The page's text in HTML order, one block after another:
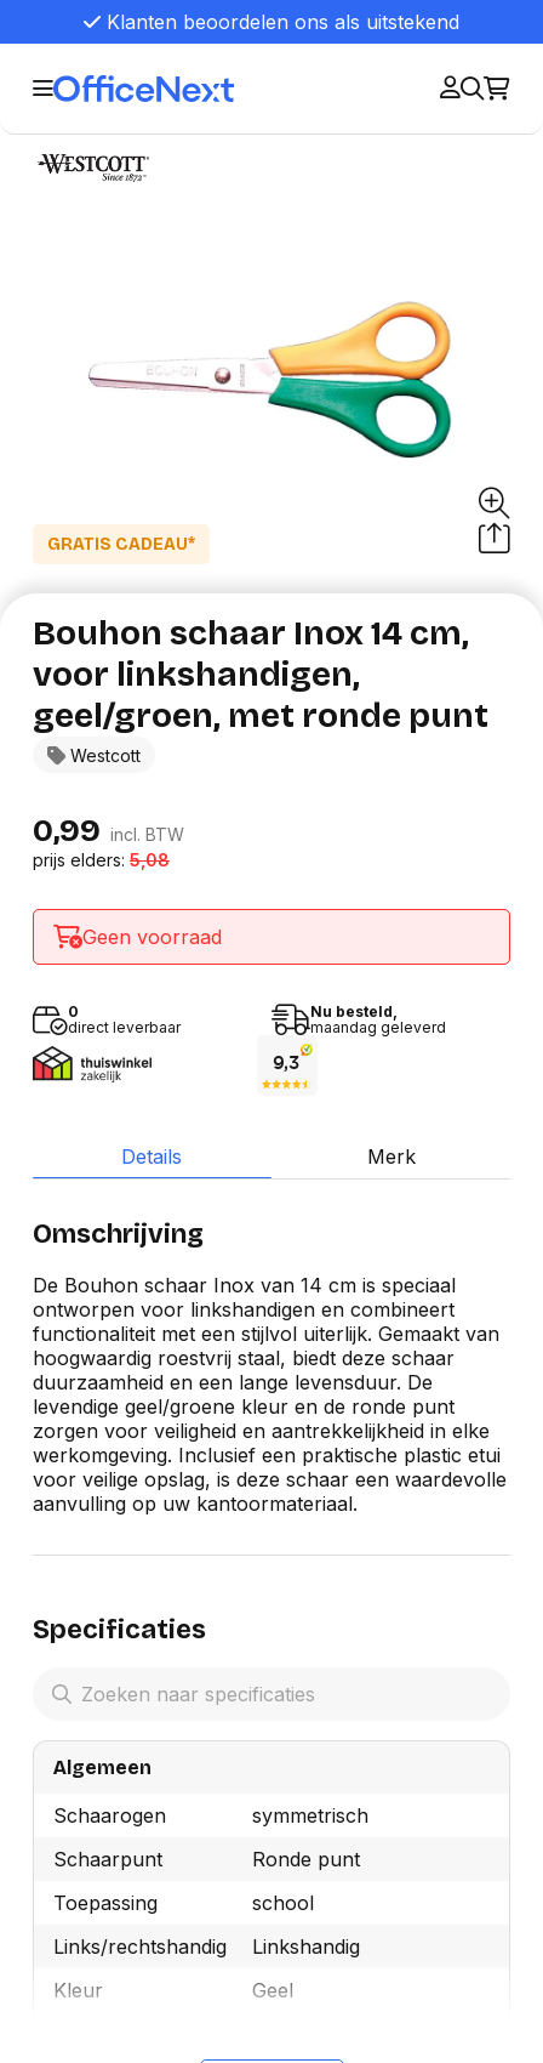
Klanten beoordelen ons als uitstekend
GRATIS CADEAU*
Westcott
Bouhon schaar Inox 14 cm,
voor linkshandigen,
geel/groen, met ronde punt
0,99 incl. BTW
prijs elders:5,08
Geen voorraad
0
direct leverbaar
Nu besteld,
maandag geleverd
Details Merk
Omschrijving
De Bouhon schaar Inox van 14 cm is speciaal
ontworpen voor linkshandigen en combineert
functionaliteit met een stijlvol uiterlijk. Gemaakt van
hoogwaardig roestvrij staal, biedt deze schaar
duurzaamheid en een lange levensduur. De
levendige geel/groene kleur en de ronde punt
zorgen voor veiligheid en aantrekkelijkheid in elke
werkomgeving. Inclusief een praktische plastic etui
voor veilige opslag, is deze schaar een waardevolle
aanvulling op uw kantoormateriaal.
Specificaties
Algemeen
Schaarogen
symmetrisch
Schaarpunt
Ronde punt
Toepassing
school
Links/rechtshandig
Linkshandig
Kleur
Geel